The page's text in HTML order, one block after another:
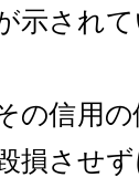
示されて
の信用
損させ